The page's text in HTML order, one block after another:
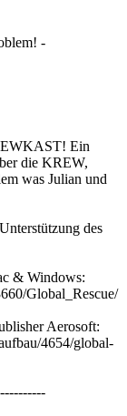
-
Ein
die KREW,
was Julian und
des
& Windows:
Global_Rescue/
Aerosoft:
4654/global-